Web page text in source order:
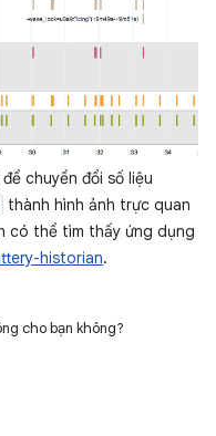
chuyển đổi số liệu
thành hình ảnh trực quan
có thể tìm thấy ứng dụng
historian.
cho bạn không?